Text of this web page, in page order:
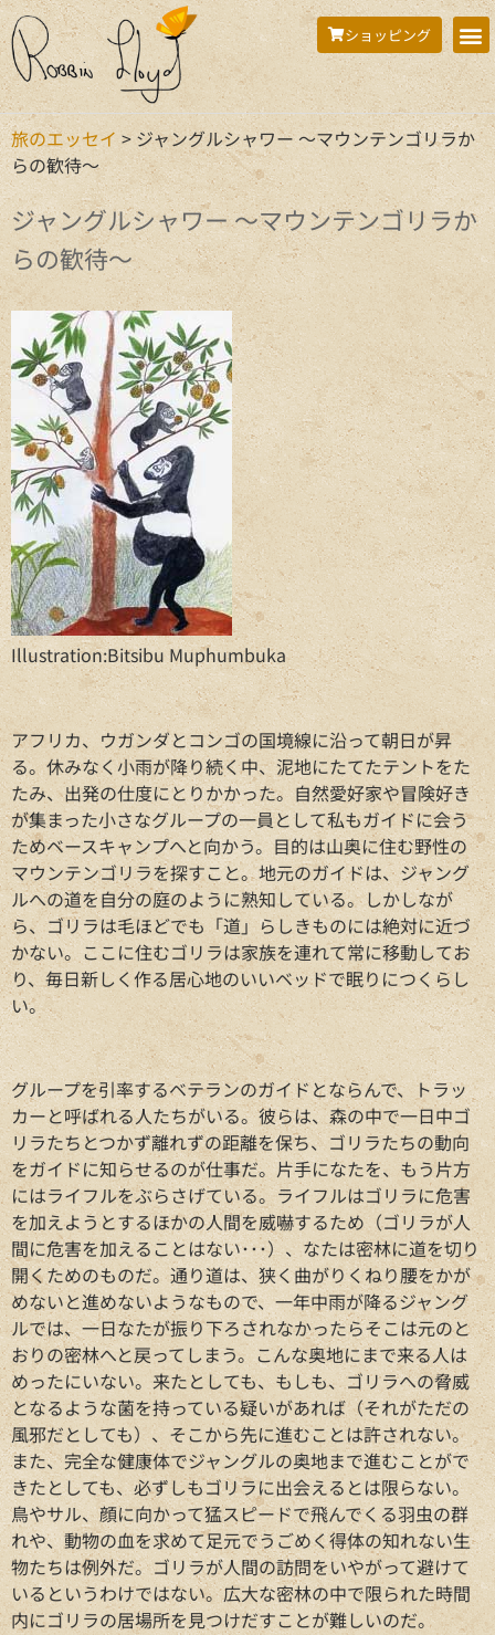
ショッピング
旅のエッセイ>ジャングルシャワー ～マウンテンゴリラか
らの歓待～
ジャングルシャワー ～マウンテンゴリラか
らの歓待～
Illustration:Bitsibu Muphumbuka
アフリカ、ウガンダとコンゴの国境線に沿って朝日が昇
る。休みなく小雨が降り続く中、泥地にたてたテントをた
たみ、出発の仕度にとりかかった。自然愛好家や冒険好き
が集まった小さなグループの一員として私もガイドに会う
ためベースキャンプへと向かう。目的は山奥に住む野性の
マウンテンゴリラを探すこと。地元のガイドは、ジャング
ルへの道を自分の庭のように熟知している。しかしなが
ら、ゴリラは毛ほどでも「道」らしきものには絶対に近づ
かない。ここに住むゴリラは家族を連れて常に移動してお
り、毎日新しく作る居心地のいいベッドで眠りにつくらし
い。
グループを引率するベテランのガイドとならんで、トラッ
カーと呼ばれる人たちがいる。彼らは、森の中で一日中ゴ
リラたちとつかず離れずの距離を保ち、ゴリラたちの動向
をガイドに知らせるのが仕事だ。片手になたを、もう片方
にはライフルをぶらさげている。ライフルはゴリラに危害
を加えようとするほかの人間を威嚇するため（ゴリラが人
間に危害を加えることはない･･･）、なたは密林に道を切り
開くためのものだ。通り道は、狭く曲がりくねり腰をかが
めないと進めないようなもので、一年中雨が降るジャング
ルでは、一日なたが振り下ろされなかったらそこは元のと
おりの密林へと戻ってしまう。こんな奥地にまで来る人は
めったにいない。来たとしても、もしも、ゴリラへの脅威
となるような菌を持っている疑いがあれば（それがただの
風邪だとしても）、そこから先に進むことは許されない。
また、完全な健康体でジャングルの奥地まで進むことがで
きたとしても、必ずしもゴリラに出会えるとは限らない。
鳥やサル、顔に向かって猛スピードで飛んでくる羽虫の群
れや、動物の血を求めて足元でうごめく得体の知れない生
物たちは例外だ。ゴリラが人間の訪問をいやがって避けて
いるというわけではない。広大な密林の中で限られた時間
内にゴリラの居場所を見つけだすことが難しいのだ。